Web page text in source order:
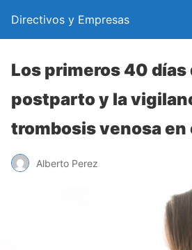
Directivos y Empresas
Los primeros 40 días
postparto y la
trombosis venosa
Alberto Perez